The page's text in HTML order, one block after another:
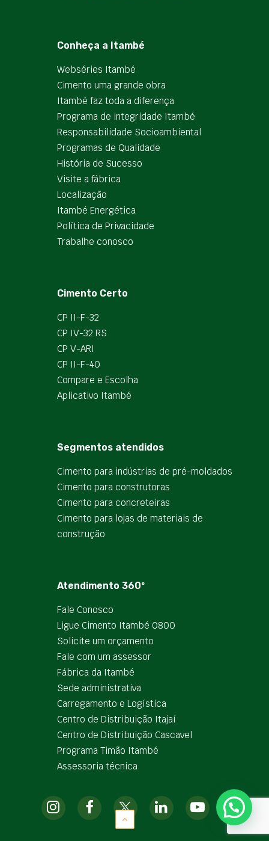
Conheça a Itambé
Webséries Itambé
Cimento uma grande obra
Itambé faz toda a diferença
Programa de integridade Itambé
Responsabilidade Socioambiental
Programas de Qualidade
História de Sucesso
Visite a fábrica
Localização
Itambé Energética
Política de Privacidade
Trabalhe conosco
Cimento Certo
CP II-F-32
CP IV-32 RS
CP V-ARI
CP II-F-40
Compare e Escolha
Aplicativo Itambé
Segmentos atendidos
Cimento para indústrias de pré-moldados
Cimento para construtoras
Cimento para concreteiras
Cimento para lojas de materiais de
construção
Atendimento 360º
Fale Conosco
Ligue Cimento Itambé 0800
Solicite um orçamento
Fale com um assessor
Fábrica da Itambé
Sede administrativa
Carregamento e Logística
Centro de Distribuição Itajaí
Centro de Distribuição Cascavel
Programa Timão Itambé
Assessoria técnica